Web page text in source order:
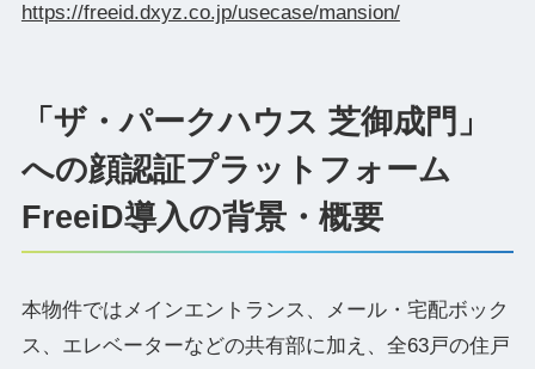
https://freeid.dxyz.co.jp/usecase/mansion/
「ザ・パークハウス 芝御成門」
への顔認証プラットフォーム
FreeiD導入の背景・概要
本物件ではメインエントランス、メール・宅配ボック
ス、エレベーターなどの共有部に加え、全63戸の住戸